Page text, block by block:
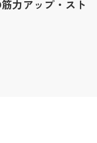
力アップ・スト